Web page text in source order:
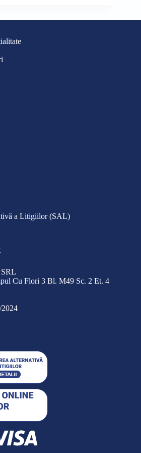
a Litigiilor (SAL)
Cu Flori 3 Bl. M49 Sc. 2 Et. 4